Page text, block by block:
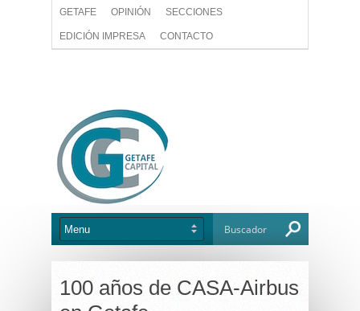
GETAFE OPINIÓN SECCIONES
EDICIÓN IMPRESA CONTACTO
100 años de CASA-Airbus